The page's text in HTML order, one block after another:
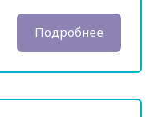
Подробнее